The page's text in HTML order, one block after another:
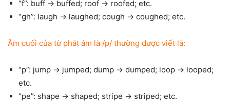
“f”: buff → buffed; roof → roofed; etc.
“gh”: laugh → laughed; cough → coughed; etc.
Âm cuối của từ phát âm là /p/ thường được viết là:
“p”: jump → jumped; dump → dumped; loop → looped;
etc.
“pe”: shape → shaped; stripe → striped; etc.